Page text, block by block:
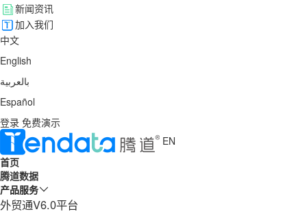
新闻资讯
加入我们
中文
English
بالعربية
Español
登录 免费演示
EN
首页
腾道数据
产品服务
外贸通V6.0平台